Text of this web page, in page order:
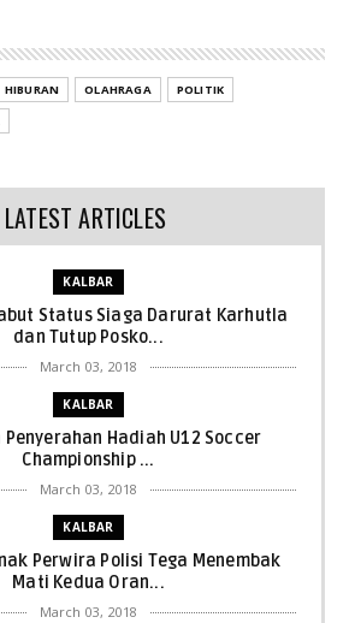
HIBURAN OLAHRAGA
POLITIK
LATEST ARTICLES
KALBAR
Status Siaga Darurat Karhutla
dan Tutup Posko...
March 03, 2018
KALBAR
Penyerahan Hadiah U12 Soccer
Championship ...
March 03, 2018
KALBAR
Perwira Polisi Tega Menembak
Mati Kedua Oran...
March 03, 2018